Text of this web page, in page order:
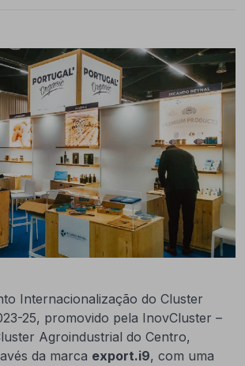
Internacionalização do Cluster
25, promovido pela InovCluster –
Agroindustrial do Centro,
da marca export.i9, com uma